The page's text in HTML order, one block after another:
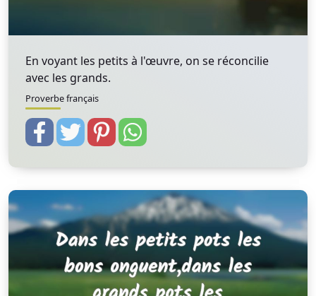
En voyant les petits à l'œuvre, on se réconcilie
avec les grands.
Proverbe français